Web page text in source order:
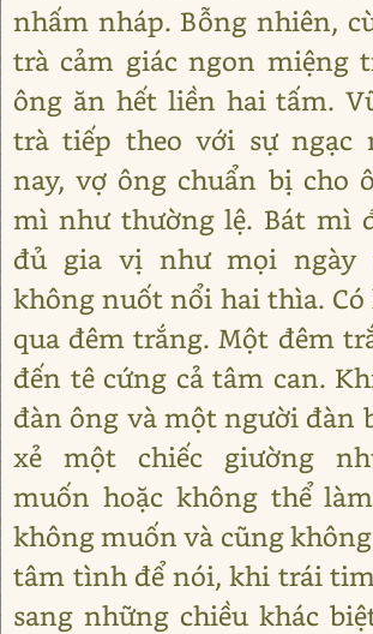
nhấm nháp. Bỗng nhiên,
trà cảm giác ngon miệng
ông ăn hết liền hai tấm.
trà tiếp theo với sự ngạc
nay, vợ ông chuẩn bị cho
mì như thường lệ. Bát mì
đủ gia vị như mọi ngày
không nuốt nổi hai thìa.
qua đêm trắng. Một đêm
đến tê cứng cả tâm can.
đàn ông và một người đàn
xẻ một chiếc giường
muốn hoặc không thể
không muốn và cũng
tâm tình để nói, khi trái
sang những chiều khác